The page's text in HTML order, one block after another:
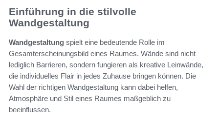
Einführung in die stilvolle
Wandgestaltung
Wandgestaltung spielt eine bedeutende Rolle im
Gesamterscheinungsbild eines Raumes. Wände sind nicht
lediglich Barrieren, sondern fungieren als kreative Leinwände,
die individuelles Flair in jedes Zuhause bringen können. Die
Wahl der richtigen Wandgestaltung kann dabei helfen,
Atmosphäre und Stil eines Raumes maßgeblich zu
beeinflussen.